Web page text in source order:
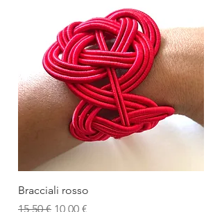
Bracciali rosso
Prezzo regolare
15,50 € Prezzo scontato
10,00 €